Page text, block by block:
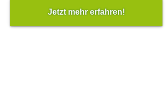
Jetzt mehr erfahren!